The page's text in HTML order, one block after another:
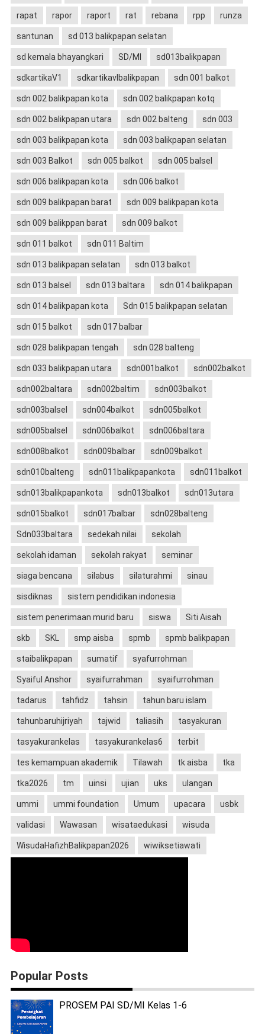
rapat rapor raport rat rebana rpp runza
santunan sd 013 balikpapan selatan
sd kemala bhayangkari SD/MI sd013balikpapan
sdkartikaV1 sdkartikavIbalikpapan sdn 001 balkot
sdn 002 balikpapan kota sdn 002 balikpapan kotq
sdn 002 balikpapan utara sdn 002 balteng sdn 003
sdn 003 balikpapan kota sdn 003 balikpapan selatan
sdn 003 Balkot sdn 005 balkot sdn 005 balsel
sdn 006 balikpapan kota sdn 006 balkot
sdn 009 balikpapan barat sdn 009 balikpapan kota
sdn 009 balikppan barat sdn 009 balkot
sdn 011 balkot sdn 011 Baltim
sdn 013 balikpapan selatan sdn 013 balkot
sdn 013 balsel sdn 013 baltara sdn 014 balikpapan
sdn 014 balikpapan kota Sdn 015 balikpapan selatan
sdn 015 balkot sdn 017 balbar
sdn 028 balikpapan tengah sdn 028 balteng
sdn 033 balikpapan utara sdn001balkot sdn002balkot
sdn002baltara sdn002baltim sdn003balkot
sdn003balsel sdn004balkot sdn005balkot
sdn005balsel sdn006balkot sdn006baltara
sdn008balkot sdn009balbar sdn009balkot
sdn010balteng sdn011balikpapankota sdn011balkot
sdn013balikpapankota sdn013balkot sdn013utara
sdn015balkot sdn017balbar sdn028balteng
Sdn033baltara sedekah nilai sekolah
sekolah idaman sekolah rakyat seminar
siaga bencana silabus silaturahmi sinau
sisdiknas sistem pendidikan indonesia
sistem penerimaan murid baru siswa Siti Aisah
skb SKL smp aisba spmb spmb balikpapan
staibalikpapan sumatif syafurrohman
Syaiful Anshor syaifurrahman syaifurrohman
tadarus tahfidz tahsin tahun baru islam
tahunbaruhijriyah tajwid taliasih tasyakuran
tasyakurankelas tasyakurankelas6 terbit
tes kemampuan akademik Tilawah tk aisba tka
tka2026 tm uinsi ujian uks ulangan
ummi ummi foundation Umum upacara usbk
validasi Wawasan wisataedukasi wisuda
WisudaHafizhBalikpapan2026 wiwiksetiawati
Popular Posts
PROSEM PAI SD/MI Kelas 1-6